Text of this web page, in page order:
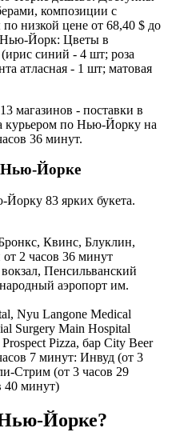
композиции с
низкой цене от 68,40 $ до
Нью-Йорк: Цветы в
синий - 4 шт; роза
атласная - 1 шт; матовая
магазинов - поставки в
курьером по Нью-Йорку на
36 минут.
Нью-Йорке
83 ярких букета.
Квинс, Блуклин,
2 часов 36 минут
Пенсильванский
аэропорт им.
Nyu Langone Medical
Surgery Main Hospital
Pizza, бар City Beer
7 минут: Инвуд (от 3
Стрим (от 3 часов 29
40 минут)
Йорке?